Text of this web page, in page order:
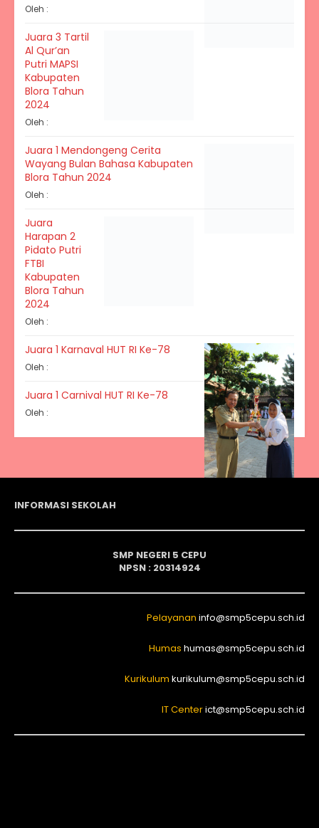
Oleh :
Juara 3 Tartil
Al Qur’an
Putri MAPSI
Kabupaten
Blora Tahun
2024
Oleh :
Juara 1 Mendongeng Cerita
Wayang Bulan Bahasa Kabupaten
Blora Tahun 2024
Oleh :
Juara
Harapan 2
Pidato Putri
FTBI
Kabupaten
Blora Tahun
2024
Oleh :
Juara 1 Karnaval HUT RI Ke-78
Oleh :
Juara 1 Carnival HUT RI Ke-78
Oleh :
INFORMASI SEKOLAH
SMP NEGERI 5 CEPU
NPSN : 20314924
Pelayanan info@smp5cepu.sch.id
Humas humas@smp5cepu.sch.id
Kurikulum kurikulum@smp5cepu.sch.id
IT Centerict@smp5cepu.sch.id